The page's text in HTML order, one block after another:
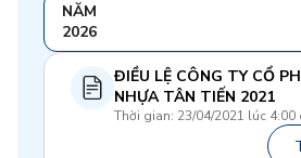
NĂM
2026
ĐIỀU LỆ CÔNG TY CỔ
NHỰA TÂN TIẾN 2021
Thời gian: 23/04/2021 lúc 4:00